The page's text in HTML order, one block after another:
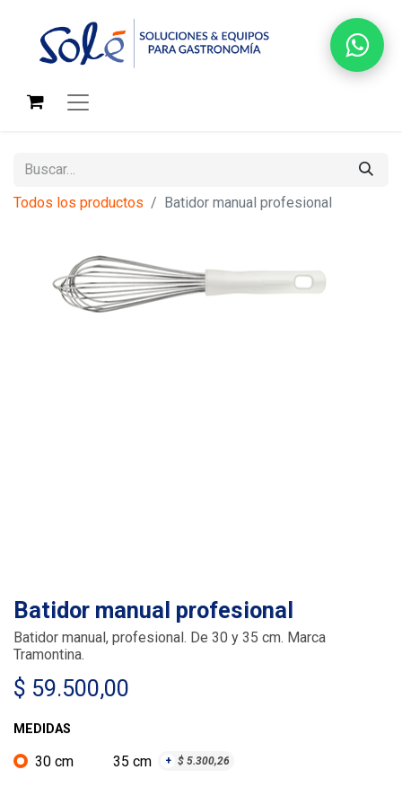
Todos los productos Batidor manual profesional
Batidor manual profesional
Batidor manual, profesional. De 30 y 35 cm. Marca
Tramontina.
$ 59.500,00
MEDIDAS
30 cm 35 cm + $ 5.300,26